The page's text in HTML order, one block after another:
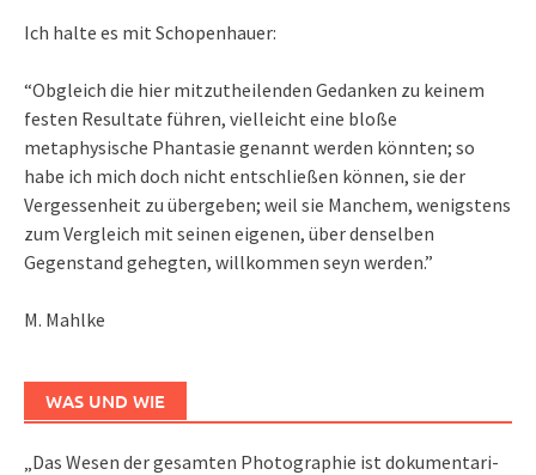
Ich halte es mit Schopenhauer:
“Obgleich die hier mitzutheilenden Gedanken zu keinem
festen Resultate führen, vielleicht eine bloße
metaphysische Phantasie genannt werden könnten; so
habe ich mich doch nicht entschließen können, sie der
Vergessenheit zu übergeben; weil sie Manchem, wenigstens
zum Vergleich mit seinen eigenen, über denselben
Gegenstand gehegten, willkommen seyn werden.”
M. Mahlke
WAS UND WIE
„Das We­sen der ge­sam­ten Pho­to­gra­phie ist do­ku­men­ta­ri­